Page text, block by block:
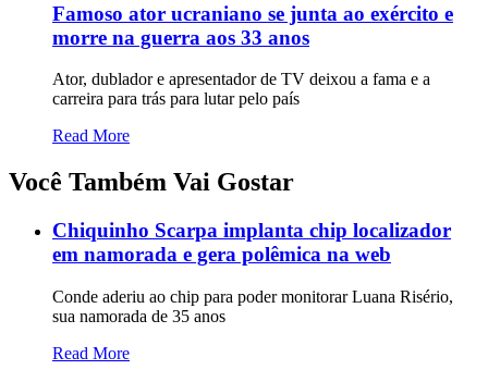
Famoso ator ucraniano se junta ao exército e
morre na guerra aos 33 anos
Ator, dublador e apresentador de TV deixou a fama e a
carreira para trás para lutar pelo país
Read More
Você Também Vai Gostar
Chiquinho Scarpa implanta chip localizador
em namorada e gera polêmica na web
Conde aderiu ao chip para poder monitorar Luana Risério,
sua namorada de 35 anos
Read More